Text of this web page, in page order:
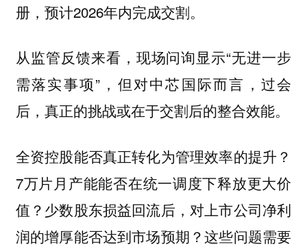
册，预计2026年内完成交割。
从监管反馈来看，现场问询显示“无进一步
需落实事项”，但对中芯国际而言，过会
后，真正的挑战或在于交割后的整合效能。
全资控股能否真正转化为管理效率的提升？
7万片月产能能否在统一调度下释放更大价
值？少数股东损益回流后，对上市公司净利
润的增厚能否达到市场预期？这些问题需要